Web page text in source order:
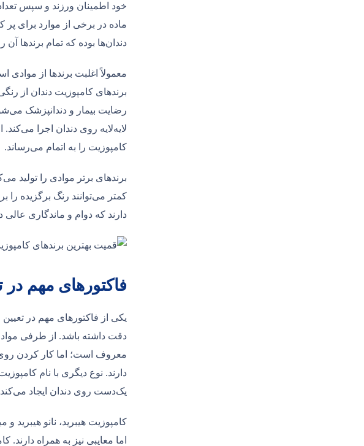
خود اطمینان ورزند و سپس
ماده در برخی از موارد برای
دندان‌ها بوده که تمام برندها آن
معمولاً اغلبت برندها از
برندهای کامپوزیت دندان از
رضایت بیمار و دندانپزشک
لایه‌لایه روی دندان اجرا
کامپوزیت را به ‌اتمام می‌رساند.
برندهای برتر موادی را تولید
کمتر می‌توانند رنگ برگزیده را
دارند که دوام و ماندگاری عالی
فاکتورهای مهم در
یکی از فاکتورهای مهم در
دقت داشته باشد. از طرفی مواد
دارند. نوع دیگری با نام
یک‌دست روی دندان ایجاد می‌کند؛
کامپوزیت هیبرید، نانو هیبرید
اما معایبی نیز به همراه